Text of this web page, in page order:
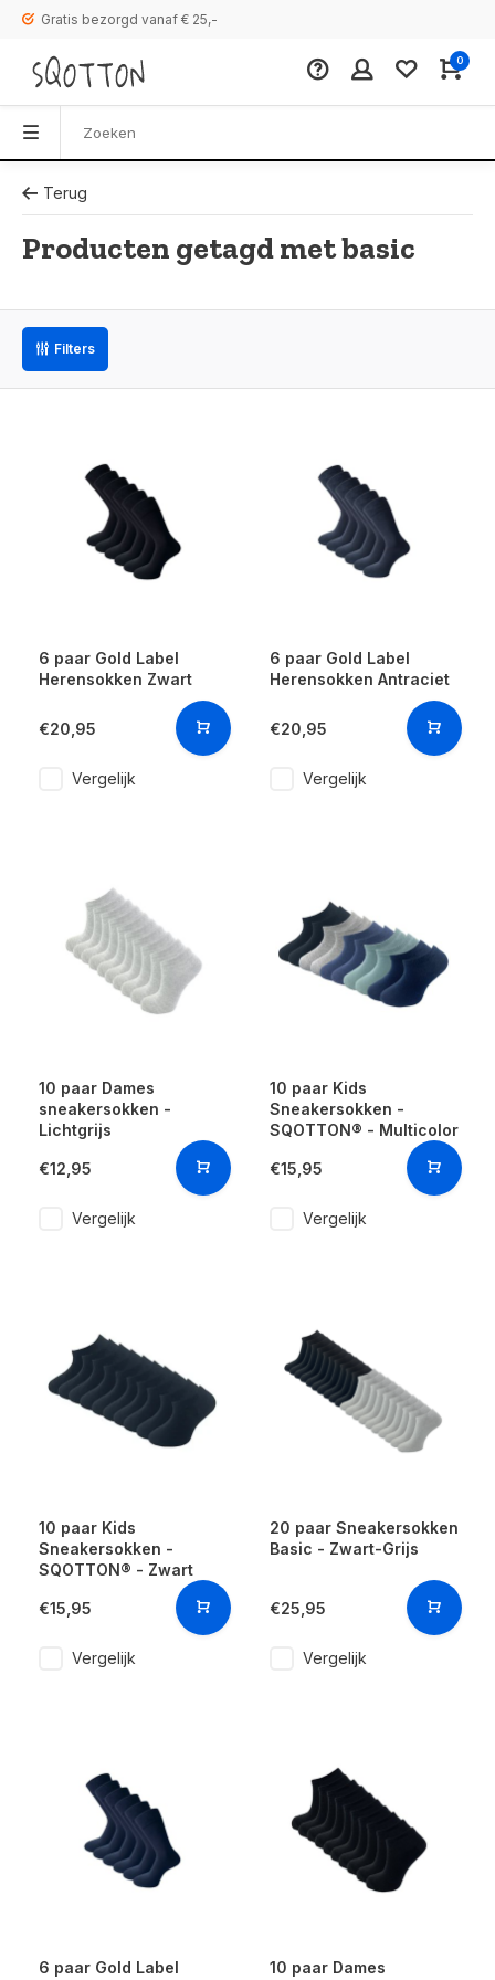
Gratis bezorgd vanaf € 25,-
0
Terug
Producten getagd met basic
Filters
6 paar Gold Label
Herensokken Zwart
€20,95
Vergelijk
6 paar Gold Label
Herensokken Antraciet
€20,95
Vergelijk
10 paar Dames
sneakersokken -
Lichtgrijs
€12,95
Vergelijk
10 paar Kids
Sneakersokken -
SQOTTON® - Multicolor
€15,95
Vergelijk
10 paar Kids
Sneakersokken -
SQOTTON® - Zwart
€15,95
Vergelijk
20 paar Sneakersokken
Basic - Zwart-Grijs
€25,95
Vergelijk
6 paar Gold Label
10 paar Dames